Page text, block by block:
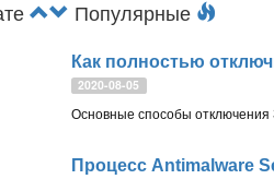
Популярные
Как полностью
2020-08-05
Процесс Antimalware